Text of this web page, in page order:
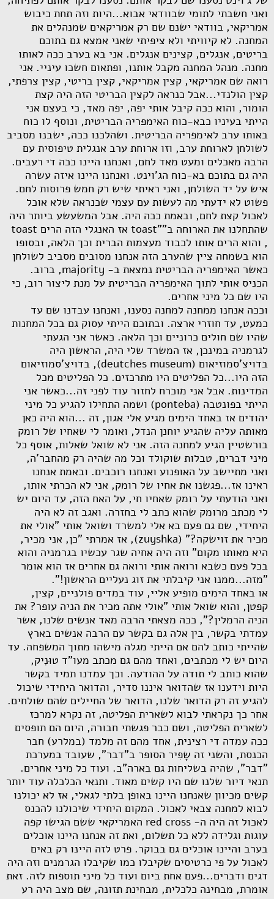
ואני חשבתי לתומי שבוודאי אבוא...היות וזה תחת כיבוש
אמריקאי, בוודאי ישנם שם רק אמריקאים שמנהלים את
המחנה. לא קיוויתי ולא ציפיתי שאני אמצא גם בתוכם
בריטים, אנגלים, קצינים אנגלים. אני בא בערב ככה לאותו
מחנה. מנהל המחנה מקבל אותנו, ופתאום חשכו עיניי. אני
רואה שם אמריקאי, קצין אמריקאי, קצין בריטי, קצין צרפתי,
קצין הולנדי...אבל כנראה לקצין הבריטי הזה היה קצת
הומור, והוא ככה קיבל אותי יפה, יפה מאד, כי בעצם אני
הייתי בעיניו כבא-כוח האימפריה הבריטית, ונוסף לו כוח
באותו ערב לאימפריה הבריטית. ושהלכנו ככה, ישבנו מסביב
לשולחן לארוחת ערב, וזו ארוחת ערב אנגלית טיפוסית עם
הרבה מאכלים ומעט מאד לחם, ואנחנו היינו ככה די רעבים.
היה גם בתוכם בא-כוח הג'וינט. ואנחנו היינו איזה עשרה
איש על יד השולחן, ואני ראיתי שיש רק חמש פרוסות לחם.
פשוט לא ידעתי מה לעשות עם עצמי שכנראה שלא אוכל
לאכול קצת לחם, ובאמת ככה היה. אבל המשעשע ביותר היה
שהתחלנו את הארוחה ב""toast אז האנגלי הזה הרים toast
, והוא הרים אותו לכבוד מעצמות הברית וכך הלאה, ובסופו
הוא בשמחה ציין שהערב הזה אנחנו מסובים מסביב לשולחן
כאשר האימפריה הבריטית נמצאת ב- majority, ברוב.
הכניס אותי לתוך האימפריה הבריטית על מנת ליצור רוב, כי
היו שם כל מיני אחרים.
וככה אנחנו ממחנה למחנה נסענו, ואנחנו עבדנו שם עד
כמעט, עד חוזרי ארצה. ובתוכם הייתי עסוק גם בכל המחנות
שהיו שם חולים כרוניים וכך הלאה. כאשר אני הגעתי
לגרמניה במינכן, אז המשרד שלי היה, הראשון היה
בדויצ'סמוזיאום (deutches museum), בדויצ'סמוזיאום
הזה היו...כל הפליטים היו מתרכזים. כל הפליטים מכל
המדינות. אבל אני מוכרח לחזור עוד לפני זה...כאשר אני
הייתי בפונטבה (ponteba) ושמה התחילו להגיע כל מיני
יהודים אז באחד הימים מגיע אלי אגון, זה ...הוא היה כאן
מאותה עליה שהגיע יוחנן הנדל, ואומר לי שאחיו של רומק
בורשטיין הגיע למחנה הזה. אני לא שואל שאלות, אוסף כל
מיני דברים, טבלות שוקולד וכל מה שהיה רק מהחבר'ה,
ואני מתיישב על האופנוע ואנחנו רוכבים. ובאמת אנחנו
ראינו אז...פגשנו את אחיו של רומק, אני לא הכרתי אותו,
ואני הודעתי על רומק שאחיו חי, על האח הזה, עד היום יש
לי מכתב מרומק שהוא כתב לי בחזרה. ואגב זה לא היה
היחידי, שם גם פעם בא אלי למשרד ושואל אותי "אולי את
מכיר את זוישקה?" (zuyshka), אז אמרתי "כן, אני מכיר,
היא מאותו מקום" וזה היה אחיה שגר עכשיו בגרמניה והוא
בכל פעם כשבא ורואה אותי ורואה גם אחרים אז הוא אומר
"מזה...ממנו אני קיבלתי את זוג נעליים הראשון!".
או באחד הימים מופיע אליי, עוד במדים פולניים, קצין,
קפטן, והוא שואל אותי "אולי אתה מכיר את הניה עופר? את
הניה הרמלין?", ככה מצאתי הרבה מאד אנשים שלנו, אשר
עמדתי בקשר, בין אלה גם בקשר עם הרבה אנשים בארץ
שהייתי כותב להם אם הייתי מגלה מישהו מתוך המשפחה. עד
היום יש לי מכתבים, ואחד מהם גם מכתב מעו"ד טוּנִיק,
שהוא כותב לי תודה על ההודעה. וכך עמדנו תמיד בקשר
היות וידענו אז שהדואר איננו סדיר, והדואר היחידי שיכול
להגיע זה רק הדואר שלנו, הדואר של החיילים שהם שולחים.
אחר כך נקראתי לבוא לשארית הפליטה, זה נקרא למרכז
לשארית הפליטה, ושם כבר פגשתי חבורה, היום הם תופסים
ככה עמדה די רצינית, אחד מהם זה מלמד (במלרע) חבר
הכנסת, והשני זה שָפִיר הסופר ב"דבר", שעובד במערכת
"דבר", שהיה בשליחות גם בארה"ב. ועוד כל מיני אחרים.
תנאי דיור שלנו שם היו קשים מאוד. ותנאי הכלכלה עוד יותר
קשים מכיוון שאנחנו היינו באופן בלתי לגאלי, אז לא יכולנו
לבוא למחנה צבאי לאכול. המקום היחידי שיכולנו להכנס
לאכול זה היה ה- red cross האמריקאי ששם הגישו קפה
עוגות וגלידה ללא כל תשלום, ואת זה אנחנו היינו אוכלים
בערב והיינו אוכלים גם בבוקר. פרט לזה היינו רק באים
לאכול על פי כרטיסים שקיבלו כמו שקיבלו הגרמנים וזה היה
דגים ודברים...פעם אחת ביום ועוד כל מיני תוספות לזה. זאת
אומרת, מבחינה כלכלית, מבחינת תזונה, שם מצב היה רע